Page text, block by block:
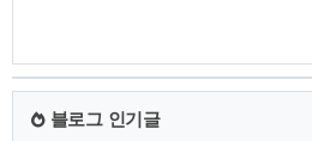
블로그 인기글